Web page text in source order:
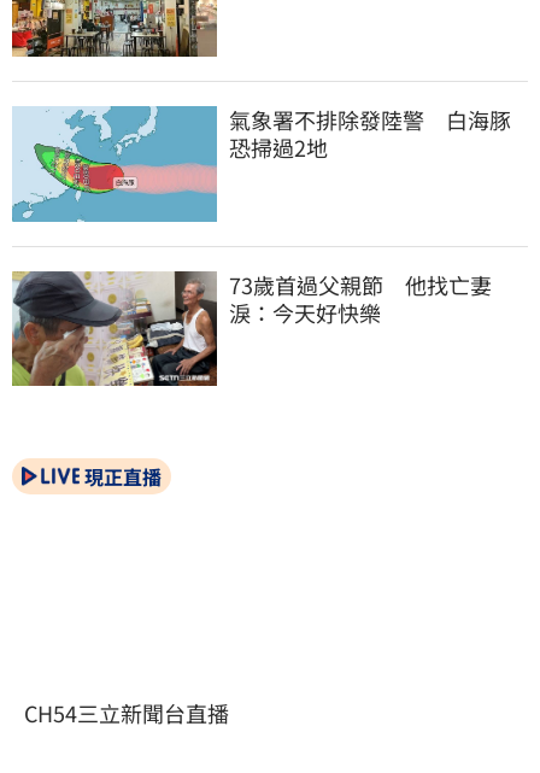
氣象署不排除發陸警　白海豚
恐掃過2地
73歲首過父親節　他找亡妻
淚：今天好快樂
現正直播
CH54三立新聞台直播